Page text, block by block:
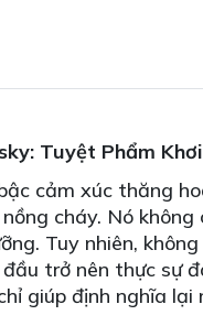
Tuyệt Phẩm
cảm xúc thăng
cháy. Nó
Tuy nhiên,
trở nên thực sự
giúp định nghĩa